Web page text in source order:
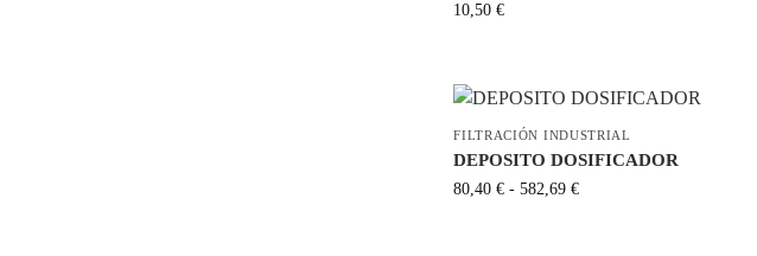
10,50€
FILTRACIÓN INDUSTRIAL
DEPOSITO DOSIFICADOR
80,40€ - 582,69€